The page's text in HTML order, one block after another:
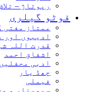
رپوتاژ –
فوٹو گیلری
ممتاز مفتی
ادیبوں اور
قدرت اللہ
اشفاق احمد
ادبی محفلیں
چھڈ یار
فیملی
سیمینار و